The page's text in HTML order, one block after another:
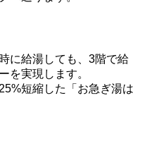
に給湯しても、3階で給
を実現します。
短縮した「お急ぎ湯は